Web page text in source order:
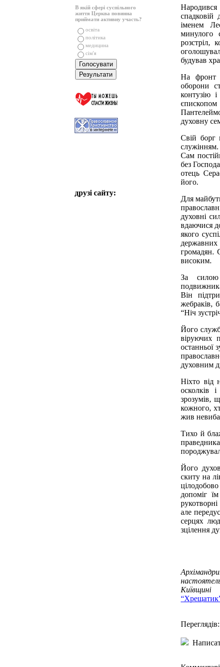
В якій сфері суспільного
життя Церква повинна
приймати активну участь?
освіта
політика
медицина
сім'я
друзі сайту:
Народився
спадковій
іменем
минулого
розстріл,
будував
На фронт
оборони
контузію
духовну
Свій борг
служінням.
Сам
без
отець
його.
Для
духовні
вдаючися
якого
державних
громадян.
високим.
За силою
Він
жебраків,
“Ніч
Його
віруючих
останньої
духовним
Ніхто від
осколків
зрозумів,
кожного,
жив
Тихо й
Його
скиту на
допоміг
але
серцях
зцілення
Київщині